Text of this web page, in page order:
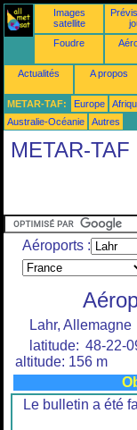
Images
satellite
Foudre
Actualités A propos
METAR-TAF: Europe
Australie-Océanie
Autres
METAR-TAF
Aéroports :
Lahr, Allemagne
latitude: 48-22-
altitude: 156 m
Le bulletin a été